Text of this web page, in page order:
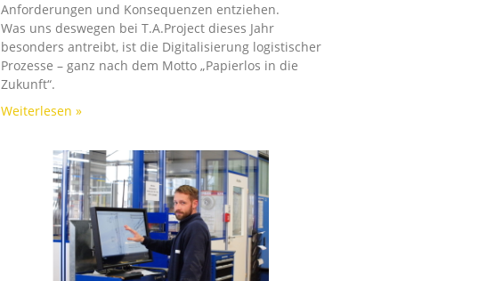
Anforderungen und Konsequenzen entziehen.
Was uns deswegen bei T.A.Project dieses Jahr
besonders antreibt, ist die Digitalisierung logistischer
Prozesse – ganz nach dem Motto „Papierlos in die
Zukunft“.
Weiterlesen »